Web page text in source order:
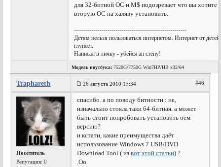
для 32-битной ОС и M$ подозревает что вы хотите
вторую ОС на халяву установить.
---------------------------------------------------------
Детям нельзя пользоваться интернетом. Интернет от детей
глупеет.
Написал в личку - убейся ап стену!
Модель ноутбука: 7520G/7750G Win7HP/HB x32/64
Traphareth 26 августа 2010 17:34 #46
Посетитель
Репутация:0
спасибо. а по поводу битности : не,
изначально стояла таки 64-битная. а может
быть стоит попробовать установить оем
версию?
и кстати, какие преимущества даёт
использование Windows 7 USB/DVD
Download Tool ( извот этой статьи) ?
.Оо